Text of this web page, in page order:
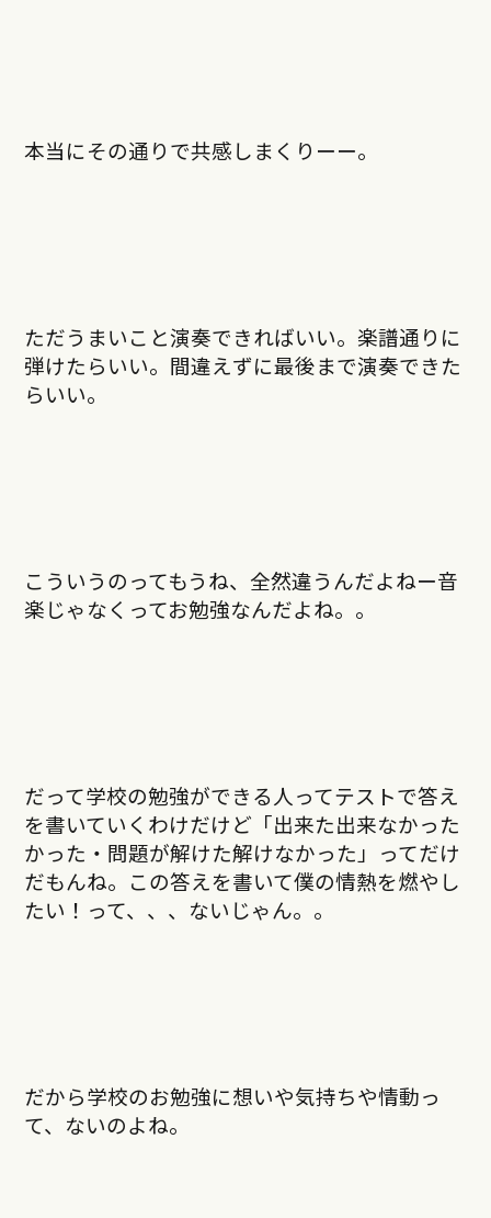
本当にその通りで共感しまくりーー。
ただうまいこと演奏できればいい。楽譜通りに
弾けたらいい。間違えずに最後まで演奏できた
らいい。
こういうのってもうね、全然違うんだよねー音
楽じゃなくってお勉強なんだよね。。
だって学校の勉強ができる人ってテストで答え
を書いていくわけだけど「出来た出来なかった
かった・問題が解けた解けなかった」ってだけ
だもんね。この答えを書いて僕の情熱を燃やし
たい！って、、、ないじゃん。。
だから学校のお勉強に想いや気持ちや情動っ
て、ないのよね。